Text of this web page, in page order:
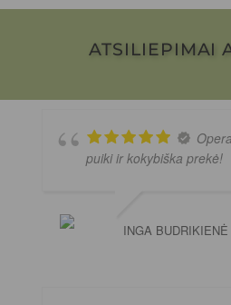
ATSILIEPIMAI
puiki ir kokybiška prekė!
INGA BUDRIKIENĖ